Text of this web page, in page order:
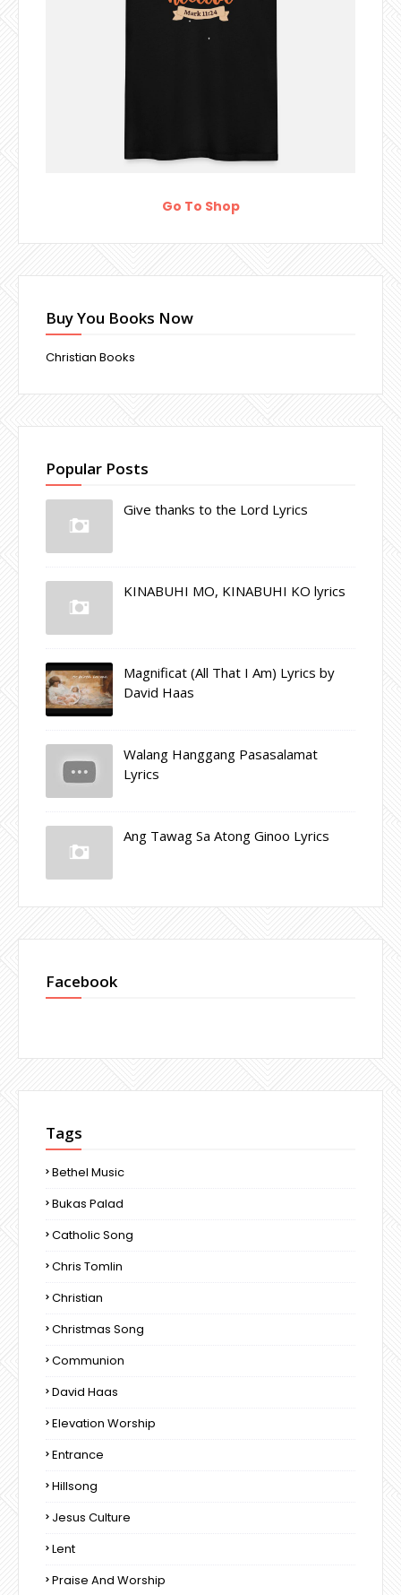
Go To Shop
Buy You Books Now
Christian Books
Popular Posts
Give thanks to the Lord Lyrics
KINABUHI MO, KINABUHI KO lyrics
Magnificat (All That I Am) Lyrics by
David Haas
Walang Hanggang Pasasalamat
Lyrics
Ang Tawag Sa Atong Ginoo Lyrics
Facebook
Tags
Bethel Music
Bukas Palad
Catholic Song
Chris Tomlin
Christian
Christmas Song
Communion
David Haas
Elevation Worship
Entrance
Hillsong
Jesus Culture
Lent
Praise And Worship